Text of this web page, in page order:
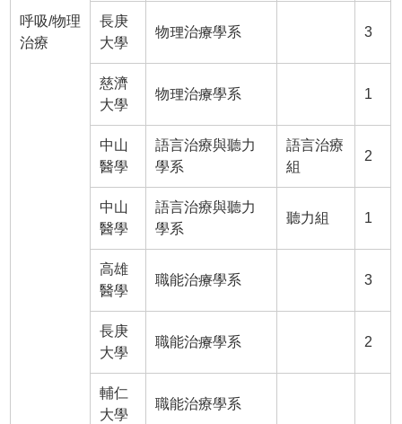
呼吸/物理
治療
長庚
大學
物理治療學系 3
慈濟
大學
物理治療學系 1
中山
醫學
語言治療與聽力
學系
語言治療
組
2
中山
醫學
語言治療與聽力
學系
聽力組 1
高雄
醫學
職能治療學系 3
長庚
大學
職能治療學系 2
輔仁
大學
職能治療學系